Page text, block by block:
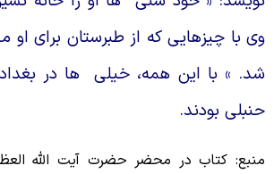
با چيزهايى كه از طبرستان براى او مى
» با اين همه، خيلى ها در بغداد
بودند.